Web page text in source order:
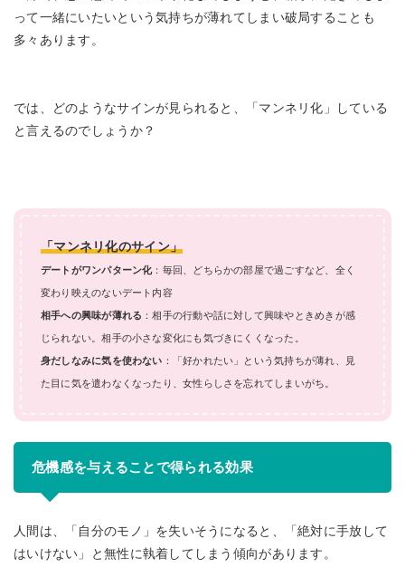
って一緒にいたいという気持ちが薄れてしまい破局することも
多々あります。
では、どのようなサインが見られると、「マンネリ化」している
と言えるのでしょうか？
「マンネリ化のサイン」
デートがワンパターン化：毎回、どちらかの部屋で過ごすなど、全く
変わり映えのないデート内容
相手への興味が薄れる ：相手の行動や話に対して興味やときめきが感
じられない。相手の小さな変化にも気づきにくくなった。
身だしなみに気を使わない ：「好かれたい」という気持ちが薄れ、見
た目に気を遣わなくなったり、女性らしさを忘れてしまいがち。
危機感を与えることで得られる効果
人間は、「自分のモノ」を失いそうになると、「絶対に手放して
はいけない」と無性に執着してしまう傾向があります。